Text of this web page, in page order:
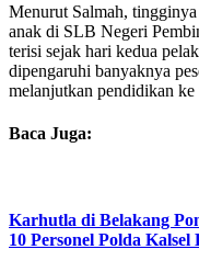
Menurut Salmah,
anak di SLB Negeri
terisi sejak hari kedua
dipengaruhi banyaknya
melanjutkan pendidikan
Baca Juga:
Karhutla di Belakang
10 Personel Polda